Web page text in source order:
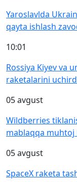
Yaroslavlda
qayta ishlash
10:01
Rossiya Kiyev va
raketalarini
05 avgust
Wildberries
mablaqqa muhtoj
05 avgust
SpaceX raketa